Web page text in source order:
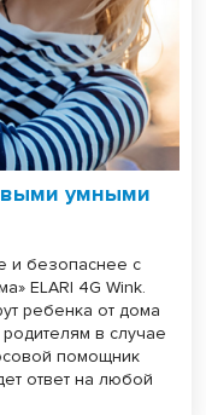
умными
и безопаснее с
ELARI 4G Wink.
ребенка от дома
в случае
помощник
ответ на любой